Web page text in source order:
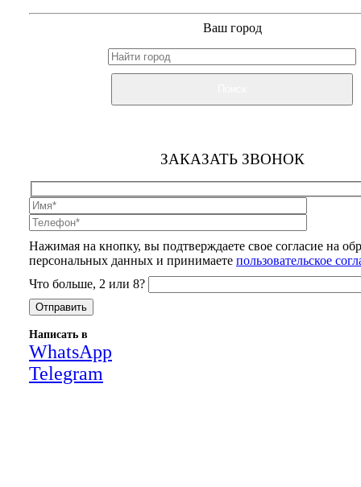
Ваш город
ЗАКАЗАТЬ ЗВОНОК
Нажимая на кнопку, вы подтверждаете свое согласие на
персональных данных и принимаете пользовательское
Что больше, 2 или 8?
Написать в
WhatsApp
Telegram